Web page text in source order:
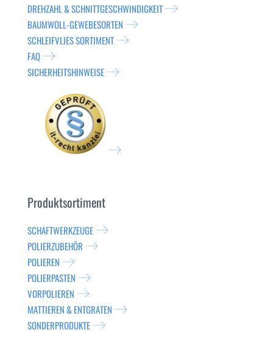
DREHZAHL & SCHNITTGESCHWINDIGKEIT
BAUMWOLL-GEWEBESORTEN
SCHLEIFVLIES SORTIMENT
FAQ
SICHERHEITSHINWEISE
Produktsortiment
SCHAFTWERKZEUGE
POLIERZUBEHÖR
POLIEREN
POLIERPASTEN
VORPOLIEREN
MATTIEREN & ENTGRATEN
SONDERPRODUKTE